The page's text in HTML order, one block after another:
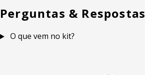
Perguntas & Respostas
O que vem no kit?